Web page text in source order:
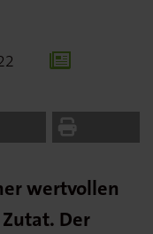
wertvollen
Der